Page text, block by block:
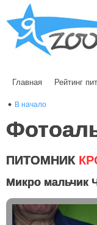
Главная Рейтинг
В начало
ПИТОМНИК
Микро мальчик